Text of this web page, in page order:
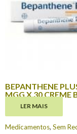
BEPANTHENE
MGG X 30 CREME
4.95LER MAIS
Medicamentos, Sem